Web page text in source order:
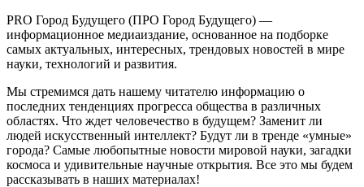
PRO Город Будущего (ПРО Город Будущего) —
информационное медиаиздание, основанное на подборке
самых актуальных, интересных, трендовых новостей в мире
науки, технологий и развития.
Мы стремимся дать нашему читателю информацию о
последних тенденциях прогресса общества в различных
областях. Что ждет человечество в будущем? Заменит ли
людей искусственный интеллект? Будут ли в тренде «умные»
города? Самые любопытные новости мировой науки, загадки
космоса и удивительные научные открытия. Все это мы будем
рассказывать в наших материалах!